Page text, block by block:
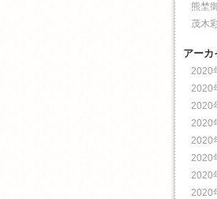
熊埜
茂木
アーカ
2020
2020
2020
2020
2020
2020
2020
2020